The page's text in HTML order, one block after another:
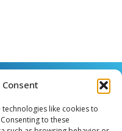
like cookies to
to these